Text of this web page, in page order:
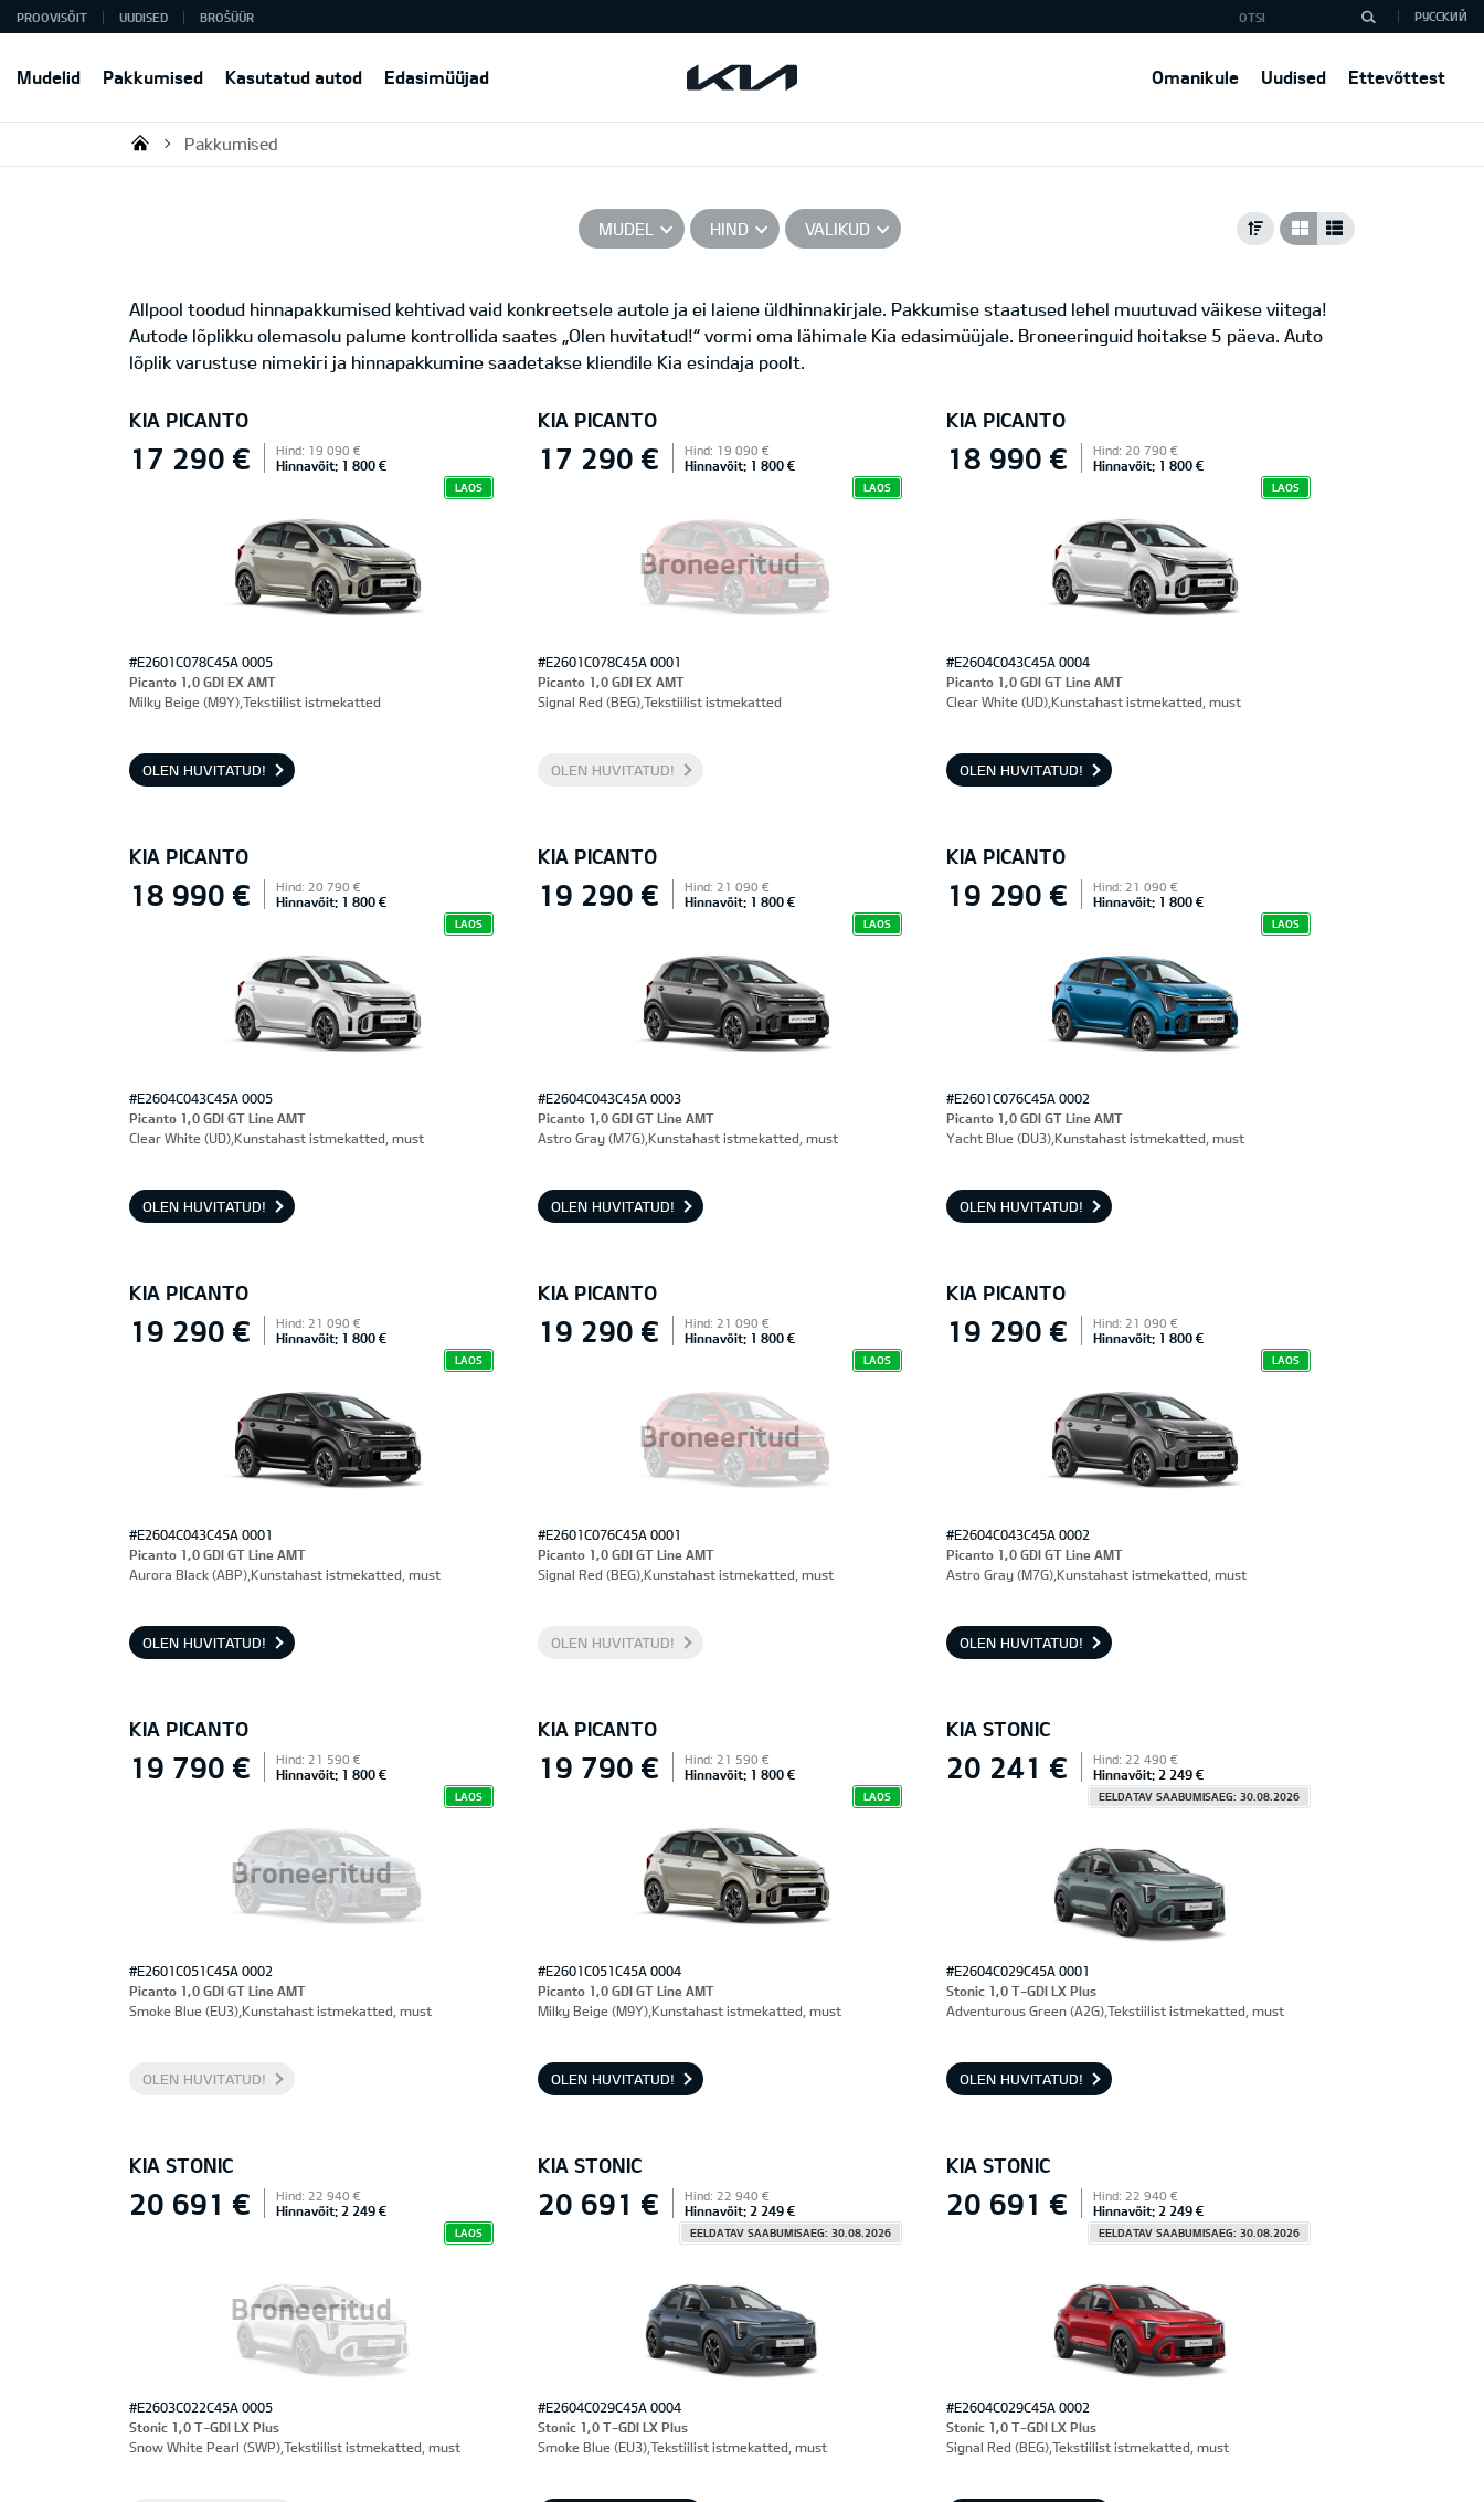
Mudelid Pakkumised Kasutatud autod Edasimüüjad Omanikule Uudised Ettevõttest
PROOVISÕIT UUDISED BROŠÜÜR РУССКИЙ
KIA AUTO AS
Pakkumised
MUDEL HIND VALIKUD
Allpool toodud hinnapakkumised kehtivad vaid konkreetsele autole ja ei laiene üldhinnakirjale. Pakkumise staatused lehel muutuvad väikese viitega!
Autode lõplikku olemasolu palume kontrollida saates „Olen huvitatud!“ vormi oma lähimale Kia edasimüüjale. Broneeringuid hoitakse 5 päeva. Auto
lõplik varustuse nimekiri ja hinnapakkumine saadetakse kliendile Kia esindaja poolt.
KIA PICANTO
17 290 € Hind: 19 090 €
Hinnavõit: 1 800 €
LAOS
#E2601C078C45A 0005
Picanto 1,0 GDI EX AMT
Milky Beige (M9Y),Tekstiilist istmekatted
OLEN HUVITATUD!
KIA PICANTO
Broneeritud
17 290 € Hind: 19 090 €
Hinnavõit: 1 800 €
LAOS
#E2601C078C45A 0001
Picanto 1,0 GDI EX AMT
Signal Red (BEG),Tekstiilist istmekatted
OLEN HUVITATUD!
KIA PICANTO
18 990 € Hind: 20 790 €
Hinnavõit: 1 800 €
LAOS
#E2604C043C45A 0004
Picanto 1,0 GDI GT Line AMT
Clear White (UD),Kunstahast istmekatted, must
OLEN HUVITATUD!
KIA PICANTO
18 990 € Hind: 20 790 €
Hinnavõit: 1 800 €
LAOS
#E2604C043C45A 0005
Picanto 1,0 GDI GT Line AMT
Clear White (UD),Kunstahast istmekatted, must
OLEN HUVITATUD!
KIA PICANTO
19 290 € Hind: 21 090 €
Hinnavõit: 1 800 €
LAOS
#E2604C043C45A 0003
Picanto 1,0 GDI GT Line AMT
Astro Gray (M7G),Kunstahast istmekatted, must
OLEN HUVITATUD!
KIA PICANTO
19 290 € Hind: 21 090 €
Hinnavõit: 1 800 €
LAOS
#E2601C076C45A 0002
Picanto 1,0 GDI GT Line AMT
Yacht Blue (DU3),Kunstahast istmekatted, must
OLEN HUVITATUD!
KIA PICANTO
19 290 € Hind: 21 090 €
Hinnavõit: 1 800 €
LAOS
#E2604C043C45A 0001
Picanto 1,0 GDI GT Line AMT
Aurora Black (ABP),Kunstahast istmekatted, must
OLEN HUVITATUD!
KIA PICANTO
Broneeritud
19 290 € Hind: 21 090 €
Hinnavõit: 1 800 €
LAOS
#E2601C076C45A 0001
Picanto 1,0 GDI GT Line AMT
Signal Red (BEG),Kunstahast istmekatted, must
OLEN HUVITATUD!
KIA PICANTO
19 290 € Hind: 21 090 €
Hinnavõit: 1 800 €
LAOS
#E2604C043C45A 0002
Picanto 1,0 GDI GT Line AMT
Astro Gray (M7G),Kunstahast istmekatted, must
OLEN HUVITATUD!
KIA PICANTO
Broneeritud
19 790 € Hind: 21 590 €
Hinnavõit: 1 800 €
LAOS
#E2601C051C45A 0002
Picanto 1,0 GDI GT Line AMT
Smoke Blue (EU3),Kunstahast istmekatted, must
OLEN HUVITATUD!
KIA PICANTO
19 790 € Hind: 21 590 €
Hinnavõit: 1 800 €
LAOS
#E2601C051C45A 0004
Picanto 1,0 GDI GT Line AMT
Milky Beige (M9Y),Kunstahast istmekatted, must
OLEN HUVITATUD!
KIA STONIC
20 241 € Hind: 22 490 €
Hinnavõit: 2 249 €
EELDATAV SAABUMISAEG: 30.08.2026
#E2604C029C45A 0001
Stonic 1,0 T-GDI LX Plus
Adventurous Green (A2G),Tekstiilist istmekatted, must
OLEN HUVITATUD!
KIA STONIC
Broneeritud
20 691 € Hind: 22 940 €
Hinnavõit: 2 249 €
LAOS
#E2603C022C45A 0005
Stonic 1,0 T-GDI LX Plus
Snow White Pearl (SWP),Tekstiilist istmekatted, must
KIA STONIC
20 691 € Hind: 22 940 €
Hinnavõit: 2 249 €
EELDATAV SAABUMISAEG: 30.08.2026
#E2604C029C45A 0004
Stonic 1,0 T-GDI LX Plus
Smoke Blue (EU3),Tekstiilist istmekatted, must
KIA STONIC
20 691 € Hind: 22 940 €
Hinnavõit: 2 249 €
EELDATAV SAABUMISAEG: 30.08.2026
#E2604C029C45A 0002
Stonic 1,0 T-GDI LX Plus
Signal Red (BEG),Tekstiilist istmekatted, must